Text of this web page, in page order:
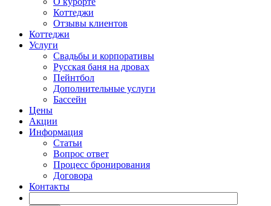
Коттеджи
Отзывы клиентов
Коттеджи
Услуги
Свадьбы и корпоративы
Русская баня на дровах
Пейнтбол
Дополнительные услуги
Бассейн
Цены
Акции
Информация
Статьи
Вопрос ответ
Процесс бронирования
Договора
Контакты